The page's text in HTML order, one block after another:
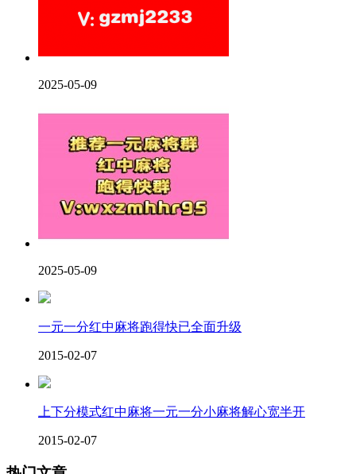
2025-05-09
2025-05-09
一元一分红中麻将跑得快已全面升级
2015-02-07
上下分模式红中麻将一元一分小麻将解心宽半开
2015-02-07